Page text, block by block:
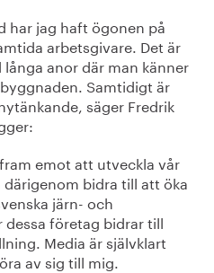
har jag haft ögonen på
arbetsgivare. Det är
anor där man känner
Samtidigt är
säger Fredrik
emot att utveckla vår
bidra till att öka
järn- och
företag bidrar till
Media är självklart
av sig till mig.